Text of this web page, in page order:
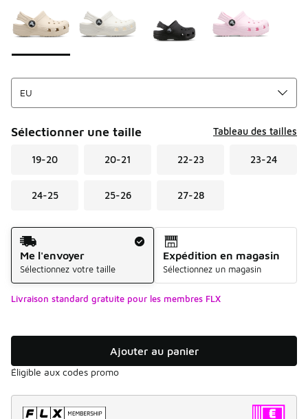
Sélectionner une taille Tableau des tailles
19-20 20-21 22-23 23-24
24-25 25-26 27-28
Mode d'expédition
Me l'envoyer
Sélectionnez votre taille
Expédition en magasin
Sélectionnez un magasin
Livraison standard gratuite pour les membres FLX
Ajouter au panier
Éligible aux codes promo